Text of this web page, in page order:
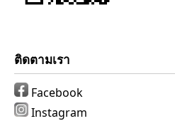
ติดตามเรา
Facebook
Instagram